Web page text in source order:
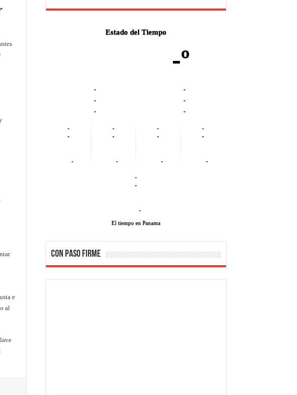
e
al
Estado del Tiempo
-º
-
-
-
-
-
-
-
-
-
-
-
-
-
-
-
-
-
-
-
-
-
El tiempo en Panama
CON PASO FIRME